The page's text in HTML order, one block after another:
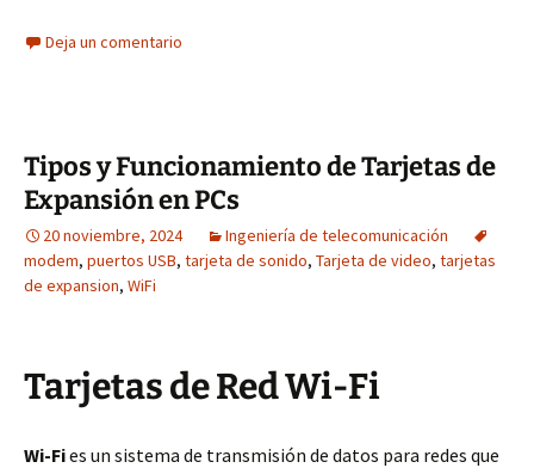
Deja un comentario
Tipos y Funcionamiento de Tarjetas de
Expansión en PCs
20 noviembre, 2024
Ingeniería de telecomunicación
modem, puertos USB, tarjeta de sonido, Tarjeta de video, tarjetas
de expansion, WiFi
Tarjetas de Red Wi-Fi
Wi-Fies un sistema de transmisión de datos para redes que